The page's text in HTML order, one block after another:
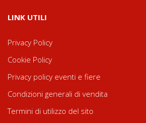
LINK UTILI
Privacy Policy
Cookie Policy
Privacy policy eventi e fiere
Condizioni generali di vendita
Termini di utilizzo del sito